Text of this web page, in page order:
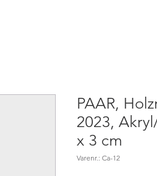
PAAR,
2023,
x 3 cm
Varenr.: Ca-12